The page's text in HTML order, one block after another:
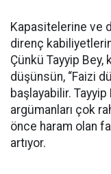
Kapasitelerine ve
direnç
Çünkü Tayyip Bey,
düşünsün, “Faizi
başlayabilir. Tayyip
argümanları çok
önce haram olan
artıyor.